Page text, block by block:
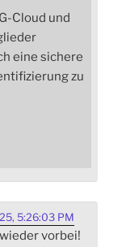
Cloud und
eine sichere
zu
5:26:03 PM
vorbei!